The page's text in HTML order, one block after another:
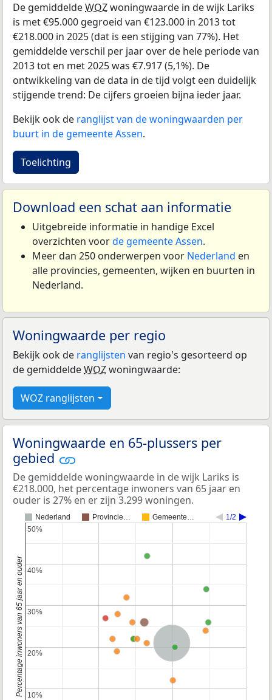
De gemiddeldeWOZwoningwaarde in de wijk Lariks
is met €95.000 gegroeid van €123.000 in 2013 tot
€218.000 in 2025 (dat is een stijging van 77%). Het
gemiddelde verschil per jaar over de hele periode van
2013 tot en met 2025 was €7.917 (5,1%). De
ontwikkeling van de data in de tijd volgt een duidelijk
stijgende trend: De cijfers groeien bijna ieder jaar.
Bekijk ook de ranglijst van de woningwaarden per
buurt in de gemeente Assen.
Toelichting
Download een schat aan informatie
Uitgebreide informatie in handige Excel
overzichten voorde gemeente Assen.
Meer dan 250 onderwerpen voor Nederland en
alle provincies, gemeenten, wijken en buurten in
Nederland.
Woningwaarde per regio
Bekijk ook de ranglijsten van regio's gesorteerd op
de gemiddeldeWOZwoningwaarde:
WOZ ranglijsten
Woningwaarde en 65-plussers per
gebied
De gemiddelde woningwaarde in de wijk Lariks is
€218.000, het percentage inwoners van 65 jaar en
ouder is 27% en er zijn 3.299 woningen.
Nederland Provincie… Gemeente… 1/2
Nederland
10%
10%
20%
20%
30%
30%
40%
40%
50%
50%
Percentage inwoners van 65 jaar en ouder